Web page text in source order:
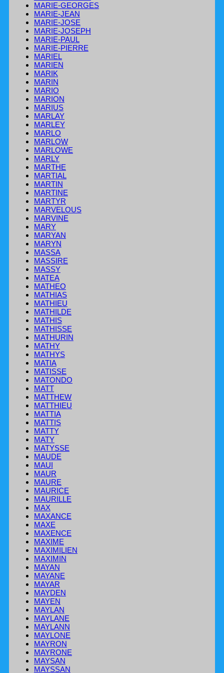
MARIE-GEORGES
MARIE-JEAN
MARIE-JOSE
MARIE-JOSEPH
MARIE-PAUL
MARIE-PIERRE
MARIEL
MARIEN
MARIK
MARIN
MARIO
MARION
MARIUS
MARLAY
MARLEY
MARLO
MARLOW
MARLOWE
MARLY
MARTHE
MARTIAL
MARTIN
MARTINE
MARTYR
MARVELOUS
MARVINE
MARY
MARYAN
MARYN
MASSA
MASSIRE
MASSY
MATEA
MATHEO
MATHIAS
MATHIEU
MATHILDE
MATHIS
MATHISSE
MATHURIN
MATHY
MATHYS
MATIA
MATISSE
MATONDO
MATT
MATTHEW
MATTHIEU
MATTIA
MATTIS
MATTY
MATY
MATYSSE
MAUDE
MAUI
MAUR
MAURE
MAURICE
MAURILLE
MAX
MAXANCE
MAXE
MAXENCE
MAXIME
MAXIMILIEN
MAXIMIN
MAYAN
MAYANE
MAYAR
MAYDEN
MAYEN
MAYLAN
MAYLANE
MAYLANN
MAYLONE
MAYRON
MAYRONE
MAYSAN
MAYSSAN